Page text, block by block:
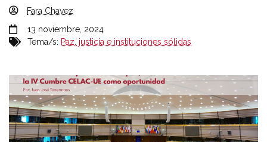
Fara Chavez
13 noviembre, 2024
Tema/s: Paz, justicia e instituciones sólidas